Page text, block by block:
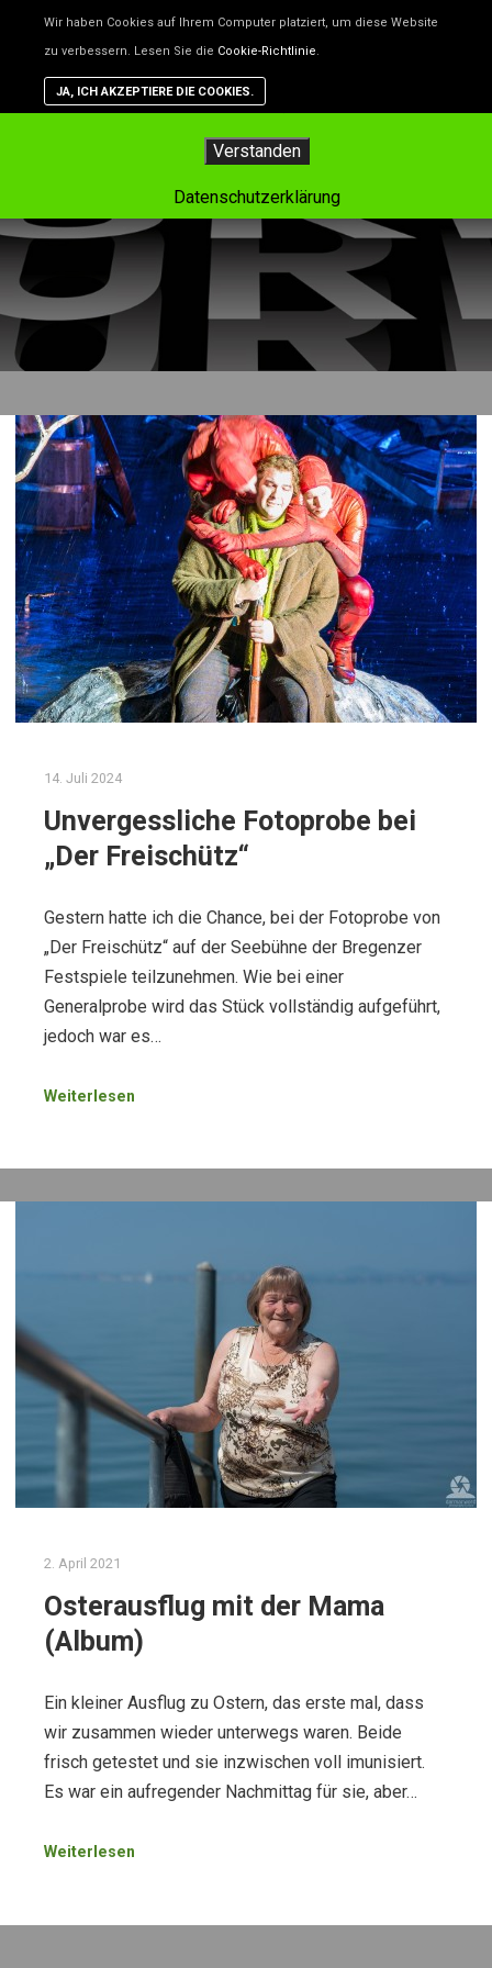
Tag-Archiv:bodensee
14. Juli 2024
Unvergessliche Fotoprobe bei
„Der Freischütz“
Gestern hatte ich die Chance, bei der Fotoprobe von
„Der Freischütz“ auf der Seebühne der Bregenzer
Festspiele teilzunehmen. Wie bei einer
Generalprobe wird das Stück vollständig aufgeführt,
jedoch war es…
Weiterlesen
2. April 2021
Osterausflug mit der Mama
(Album)
Ein kleiner Ausflug zu Ostern, das erste mal, dass
wir zusammen wieder unterwegs waren. Beide
frisch getestet und sie inzwischen voll imunisiert.
Es war ein aufregender Nachmittag für sie, aber…
Weiterlesen
Wir haben Cookies auf Ihrem Computer platziert, um diese Website
zu verbessern. Lesen Sie die Cookie-Richtlinie.
JA, ICH AKZEPTIERE DIE COOKIES.
Unsere Website benutzt Cookies – das sind kleine Dateien,
helfen, die Website besser zu machen. Wenn du nicht willst,
Browser einstellen. Aber dann funktioniert vielleicht nicht
auf der Website so, wie es soll.
Verstanden
Datenschutzerklärung